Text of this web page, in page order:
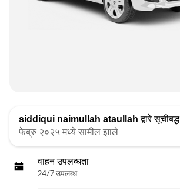
siddiqui naimullah ataullah द्वारे सूचीबद्ध
फेब्रु २०२५ मध्ये सामील झाले
वाहन उपलब्धता
24/7 उपलब्ध